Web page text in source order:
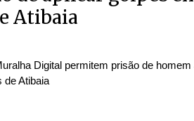
Atibaia
Digital permitem prisão de
de Atibaia